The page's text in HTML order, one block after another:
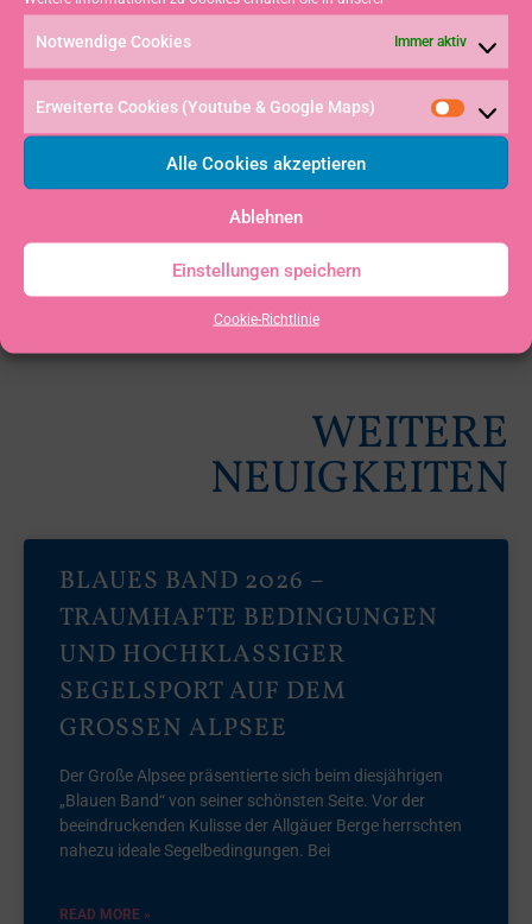
Notwendige Cookies Immer aktiv
Erweiterte Cookies (Youtube & Google Maps)
Alle Cookies akzeptieren
Ablehnen
Einstellungen speichern
Cookie-Richtlinie
WEITERE
NEUIGKEITEN
BLAUES BAND 2026 –
TRAUMHAFTE BEDINGUNGEN
UND HOCHKLASSIGER
SEGELSPORT AUF DEM
GROSSEN ALPSEE
Der Große Alpsee präsentierte sich beim diesjährigen
„Blauen Band“ von seiner schönsten Seite. Vor der
beeindruckenden Kulisse der Allgäuer Berge herrschten
nahezu ideale Segelbedingungen. Bei
READ MORE »